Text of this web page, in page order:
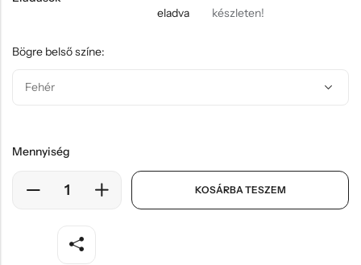
eladva
készleten!
Bögre belső színe:
Mennyiség
KOSÁRBA TESZEM
Táska, pénztárca
Egyéb ajándék ötletek